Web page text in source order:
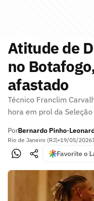
Atitude de
no
afastado
Técnico Franclim
hora em prol da Seleção
PorBernardo Pinho•
Rio de Janeiro (RJ)•19/05/2026
Favorite o